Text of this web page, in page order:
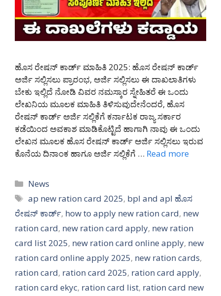
ಹೊಸ ರೇಷನ್ ಕಾರ್ಡ್ ಮಾಹಿತಿ 2025: ಹೊಸ ರೇಷನ್ ಕಾರ್ಡ್
ಅರ್ಜಿ ಸಲ್ಲಿಸಲು ಪ್ರಾರಂಭ, ಅರ್ಜಿ ಸಲ್ಲಿಸಲು ಈ ದಾಖಲಾತಿಗಳು
ಬೇಕು ಇಲ್ಲಿದೆ ನೋಡಿ ವಿವರ ನಮಸ್ಕಾರ ಸ್ನೇಹಿತರೆ ಈ ಒಂದು
ಲೇಖನಿಯ ಮೂಲಕ ಮಾಹಿತಿ ತಿಳಿಸುವುದೇನೆಂದರೆ, ಹೊಸ
ರೇಷನ್ ಕಾರ್ಡ್ ಅರ್ಜಿ ಸಲ್ಲಿಕೆಗೆ ಕರ್ನಾಟಕ ರಾಜ್ಯ ಸರ್ಕಾರ
ಕಡೆಯಿಂದ ಅವಕಾಶ ಮಾಡಿಕೊಟ್ಟಿದೆ ಹಾಗಾಗಿ ನಾವು ಈ ಒಂದು
ಲೇಖನ ಮೂಲಕ ಹೊಸ ರೇಷನ್ ಕಾರ್ಡ್ ಅರ್ಜಿ ಸಲ್ಲಿಸಲು ಇರುವ
ಕೊನೆಯ ದಿನಾಂಕ ಹಾಗೂ ಅರ್ಜಿ ಸಲ್ಲಿಕೆಗೆ … Read more
Categories
News
Tags
ap new ration card 2025, bpl and apl ಹೊಸ
ರೇಷನ್ ಕಾರ್ಡ್, how to apply new ration card, new
ration card, new ration card apply, new ration
card list 2025, new ration card online apply, new
ration card online apply 2025, new ration cards,
ration card, ration card 2025, ration card apply,
ration card ekyc, ration card list, ration card new